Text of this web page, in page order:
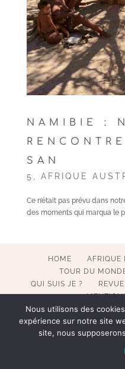
NAMIBIE :
SAN
5 AFRIQUE
Ce n’était pas prévu dans
des moments qui marqua le
HOME AFRIQUE
TOUR DU
QUI SUIS JE ?
COPYRIGHT 2017-2023
RESERVED.
Nous utilisons des
expérience sur notre site
site, nous